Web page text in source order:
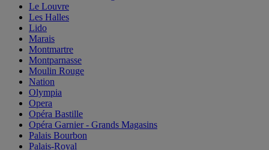
Le Louvre
Les Halles
Lido
Marais
Montmartre
Montparnasse
Moulin Rouge
Nation
Olympia
Opera
Opéra Bastille
Opéra Garnier - Grands Magasins
Palais Bourbon
Palais-Royal